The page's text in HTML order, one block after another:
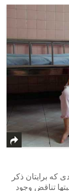
که برایتان ذکر
تناقض وجود